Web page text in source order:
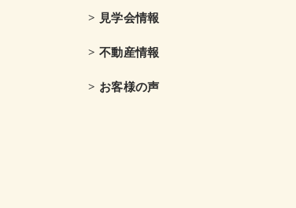
> 見学会情報
> 不動産情報
> お客様の声